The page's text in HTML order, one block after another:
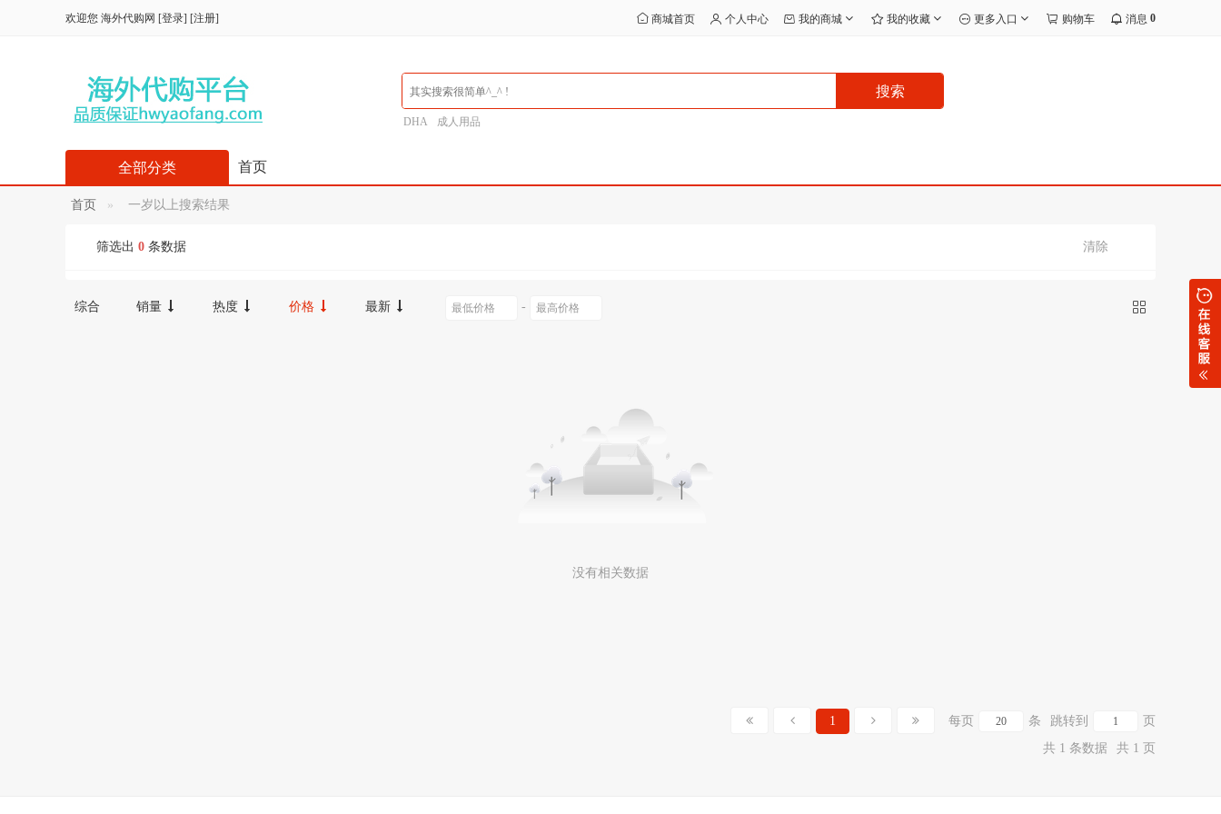
欢迎您 海外代购网 [登录] [注册] 商城首页 个人中心 我的商城 我的收藏 更多入口 购物车 消息 0
搜索
DHA 成人用品
首页
全部分类
首页 一岁以上搜索结果
筛选出 0 条数据 清除
综合 销量 热度 价格 最新 -
没有相关数据
1 每页 条 跳转到
页
共 1 条数据
共 1 页